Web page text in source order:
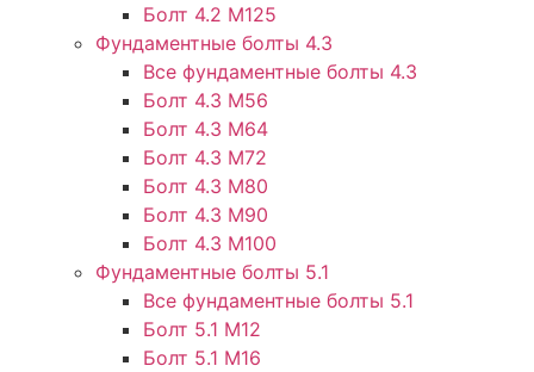
Болт 4.2 М125
Фундаментные болты 4.3
Все фундаментные болты 4.3
Болт 4.3 М56
Болт 4.3 М64
Болт 4.3 М72
Болт 4.3 М80
Болт 4.3 М90
Болт 4.3 М100
Фундаментные болты 5.1
Все фундаментные болты 5.1
Болт 5.1 М12
Болт 5.1 М16